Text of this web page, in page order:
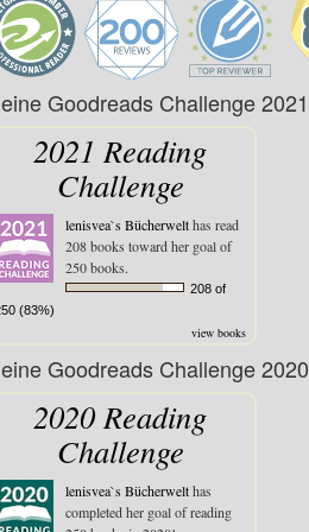
Goodreads Challenge 2021
2021 Reading
Challenge
lenisvea`s Bücherwelthas read
208 books toward her goal of
250 books.
208 of
(83%)
view books
Goodreads Challenge 2020
2020 Reading
Challenge
lenisvea`s Bücherwelthas
completed her goal of reading